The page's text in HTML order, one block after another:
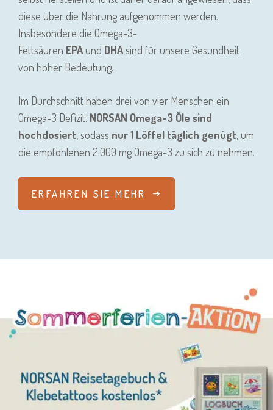
diese über die Nahrung aufgenommen werden.
Insbesondere die Omega-3-
Fettsäuren EPAund DHAsind für unsere Gesundheit
von hoher Bedeutung.
Im Durchschnitt haben drei von vier Menschen ein
Omega-3 Defizit. NORSAN Omega-3 Öle sind
hochdosiert , sodass nur 1 Löffel täglich genügt , um
die empfohlenen 2.000 mg Omega-3 zu sich zu nehmen.
ERFAHREN SIE MEHR